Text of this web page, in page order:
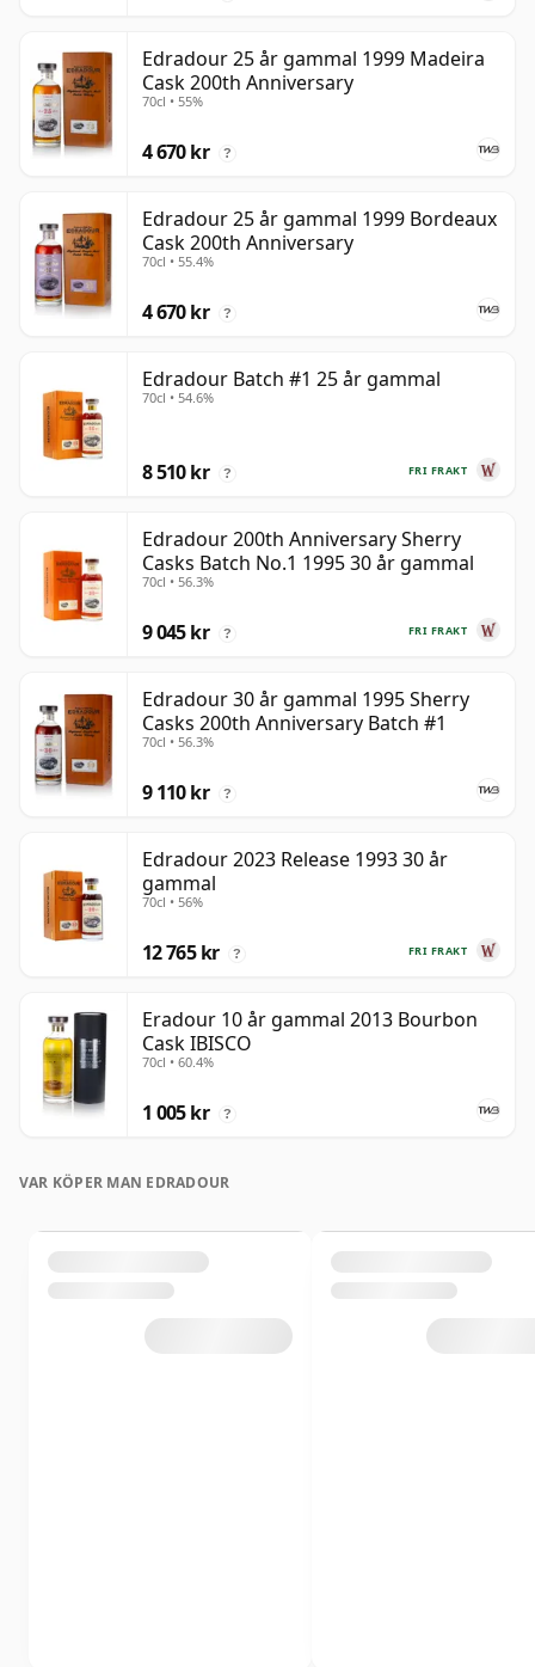
Edradour 25 år gammal 1999 Madeira
Cask 200th Anniversary
70cl • 55%
4 670 kr ?
Edradour 25 år gammal 1999 Bordeaux
Cask 200th Anniversary
70cl • 55.4%
4 670 kr ?
Edradour Batch #1 25 år gammal
70cl • 54.6%
FRI FRAKT
8 510 kr ?
Edradour 200th Anniversary Sherry
Casks Batch No.1 1995 30 år gammal
70cl • 56.3%
FRI FRAKT
9 045 kr ?
Edradour 30 år gammal 1995 Sherry
Casks 200th Anniversary Batch #1
70cl • 56.3%
9 110 kr ?
Edradour 2023 Release 1993 30 år
gammal
70cl • 56%
FRI FRAKT
12 765 kr ?
Eradour 10 år gammal 2013 Bourbon
Cask IBISCO
70cl • 60.4%
1 005 kr ?
VAR KÖPER MAN EDRADOUR